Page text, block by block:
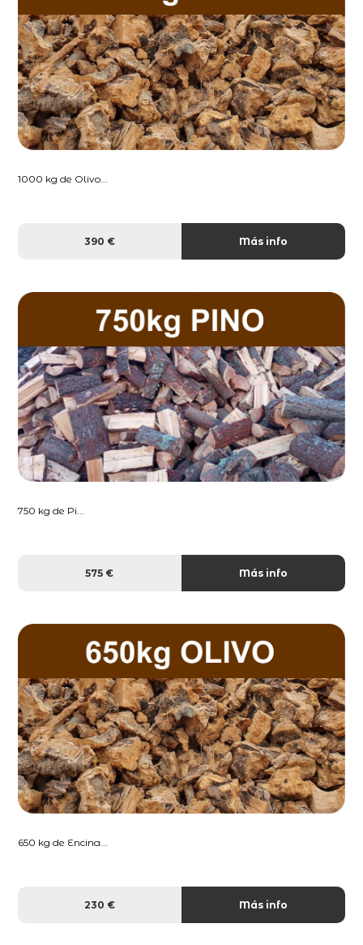
1000 kg de Olivo...
390 € Más info
750 kg de Pi...
575 € Más info
650 kg de Encina...
230 € Más info